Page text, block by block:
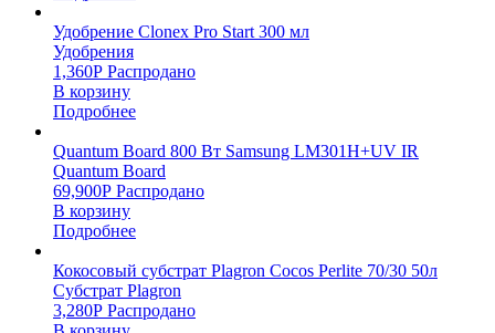
Удобрение Clonex Pro Start 300 мл
Удобрения
1,360Р Распродано
В корзину
Подробнее
Quantum Board 800 Вт Samsung LM301H+UV IR
Quantum Board
69,900Р Распродано
В корзину
Подробнее
Кокосовый субстрат Plagron Cocos Perlite 70/30 50л
Субстрат Plagron
3,280Р Распродано